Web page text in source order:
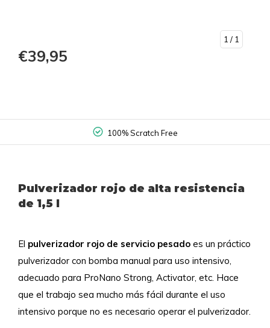
1 / 1
€39,95
100% Scratch Free
Pulverizador rojo de alta resistencia
de 1,5 l
El pulverizador rojo de servicio pesado es un práctico
pulverizador con bomba manual para uso intensivo,
adecuado para ProNano Strong, Activator, etc. Hace
que el trabajo sea mucho más fácil durante el uso
intensivo porque no es necesario operar el pulverizador.